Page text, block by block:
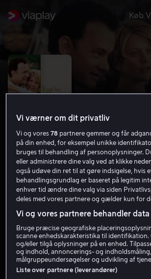
Køb
You've Got Mail
6.7 Komedie 1998 1 t. 54 min
Lej 49 kr
Køb 99 kr
Vi værner om dit privatliv
Vi og vores78 partnere gemmer og får
på din enhed, for eksempel unikke
bruges til behandling af personoplysninger.
eller administrere dine valg ved at klikke
også udøve din ret til at gøre indsigelse, hvis
behandlingsgrundlag er baseret på legitim
enhver tid ændre dine valg via siden
deles med vores partnere og gælder kun for
Vi og vores partnere behandler
Bruge præcise geografiske
scanne enhedskarakteristika til identifikation.
og/eller tilgå oplysninger på en enhed.
og indhold, annoncerings- og indholdsmåling,
målgruppeundersøgelser og udvikling af
Liste over partnere (leverandører)